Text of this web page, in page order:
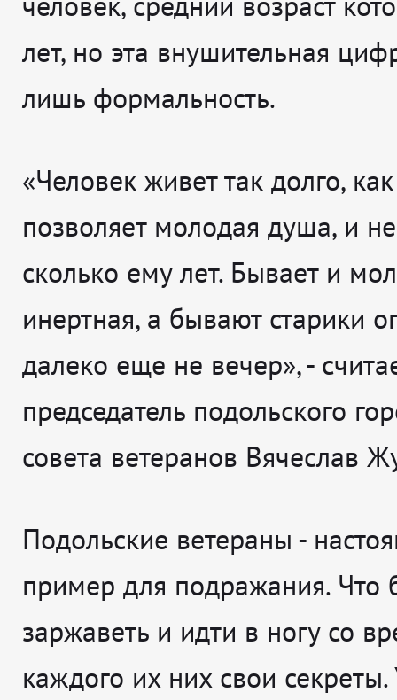
лет, но эта внушительная
лишь формальность.
«Человек живет так долго,
позволяет молодая душа, и
сколько ему лет. Бывает и
инертная, а бывают старики
далеко еще не вечер», -
председатель подольского
совета ветеранов Вячеслав
Подольские ветераны -
пример для подражания. Что
заржаветь и идти в ногу со
каждого их них свои секреты.